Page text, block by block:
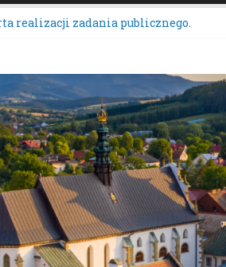
realizacji zadania publicznego.
Dożynkowych Województwa
oferty realizacji zadania publicznego
dotyczące zmiany „Miejscowego